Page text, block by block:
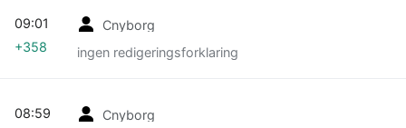
Cnyborg
ingen redigeringsforklaring
09:01
+358
Cnyborg
08:59